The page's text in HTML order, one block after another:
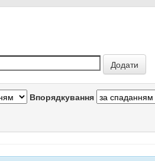
Впорядкування